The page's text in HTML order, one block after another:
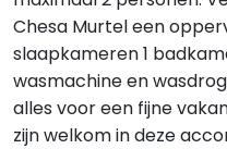
Chesa Murtel een
slaapkameren 1
wasmachine en
alles voor een fijne
zijn welkom in deze